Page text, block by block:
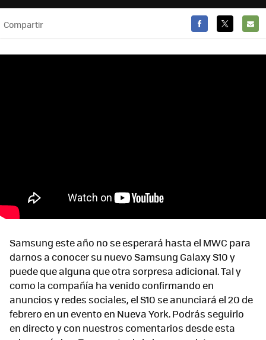
Compartir
MAIL
Samsung este año no se esperará hasta el MWC para
darnos a conocer su nuevo Samsung Galaxy S10 y
puede que alguna que otra sorpresa adicional. Tal y
como la compañía ha venido confirmando en
anuncios y redes sociales, el S10 se anunciará el 20 de
febrero en un evento en Nueva York. Podrás seguirlo
en directo y con nuestros comentarios desde esta